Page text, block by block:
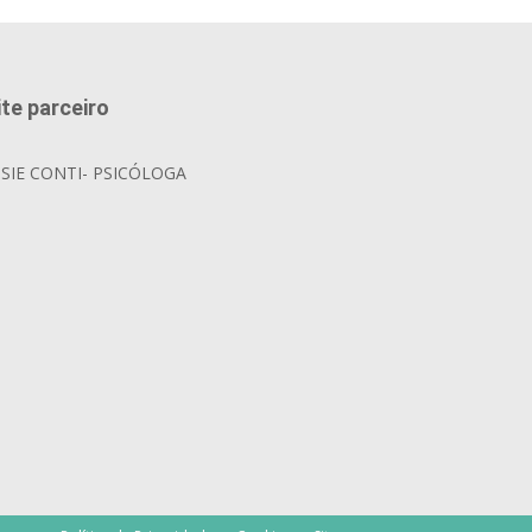
parceiro
CONTI- PSICÓLOGA